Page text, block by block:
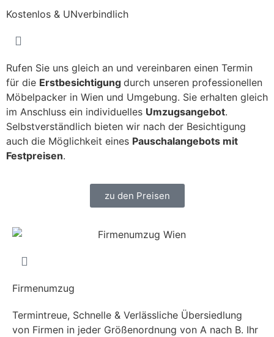
Kostenlos & UNverbindlich
Rufen Sie uns gleich an und vereinbaren einen Termin
für die Erstbesichtigung durch unseren professionellen
Möbelpacker in Wien und Umgebung. Sie erhalten gleich
im Anschluss ein individuelles Umzugsangebot.
Selbstverständlich bieten wir nach der Besichtigung
auch die Möglichkeit eines Pauschalangebots mit
Festpreisen.
zu den Preisen
Firmenumzug
Termintreue, Schnelle & Verlässliche Übersiedlung
von Firmen in jeder Größenordnung von A nach B. Ihr